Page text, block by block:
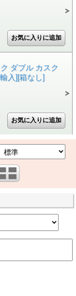
ダブル カスク
入][箱なし]